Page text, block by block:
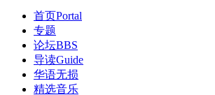
首页Portal
专题
论坛BBS
导读Guide
华语无损
精选音乐